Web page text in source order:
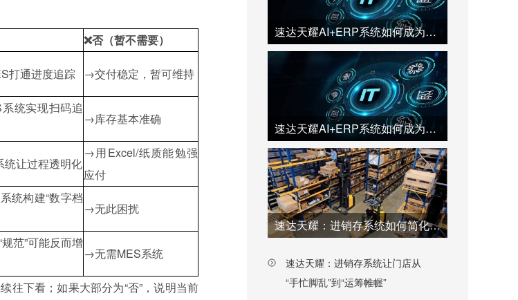
❌否（暂不需要）
打通进度追踪 →交付稳定，暂可维持
统实现扫码追
→库存基本准确
统让过程透明化
→用Excel/纸质能勉强
应付
系统构建“数字档
→无此困扰
规范”可能反而增
→无需MES系统
往下看；如果大部分为“否”，说明当前
速达天耀AI+ERP系统如何成为中小企业的“最强大脑”？（上）
速达天耀AI+ERP系统如何成为中小企业的“最强大脑”？（下）
速达天耀：进销存系统如何简化企业采购流程、提高效率
速达天耀：进销存系统让门店从
“手忙脚乱”到“运筹帷幄”